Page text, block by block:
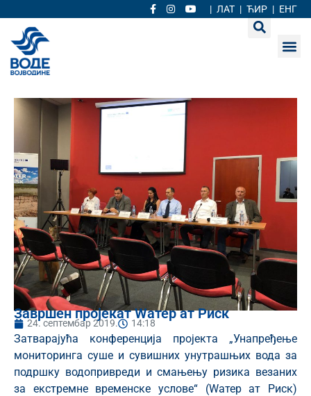
| ЛАТ | ЋИР | ЕНГ
Завршен пројекат Wатер ат Риск
24. септембар 2019. 14:18
Затварајућа конференција пројекта „Унапређење
мониторинга суше и сувишних унутрашњих вода за
подршку водопривреди и смањењу ризика везаних
за екстремне временске услове“ (Wатер ат Риск)